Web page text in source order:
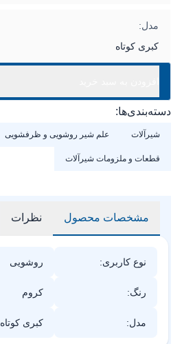
مدل:
کبری کوتاه
دسته‌بندی‌ها:
شیرآلات علم شیر روشویی و ظرفشویی
قطعات و ملزومات شیرآلات
مشخصات محصول نظرات
نوع کاربری: روشویی
رنگ: کروم
مدل: کبری کوتاه